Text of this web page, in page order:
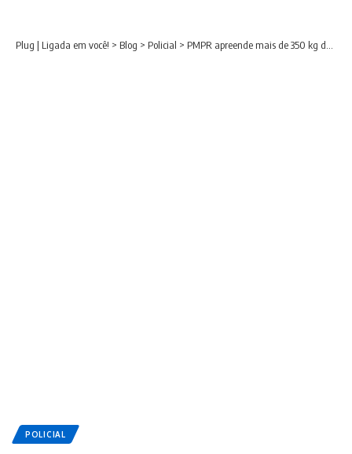
Plug | Ligada em você! > Blog > Policial > PMPR apreende mais de 350 kg de maconha em Alto Paraíso
POLICIAL